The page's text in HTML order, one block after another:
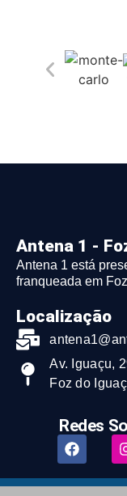
Antena 1 -
Antena 1 está
franqueada em
Localização
Av. Iguaçu,
Foz do
Redes